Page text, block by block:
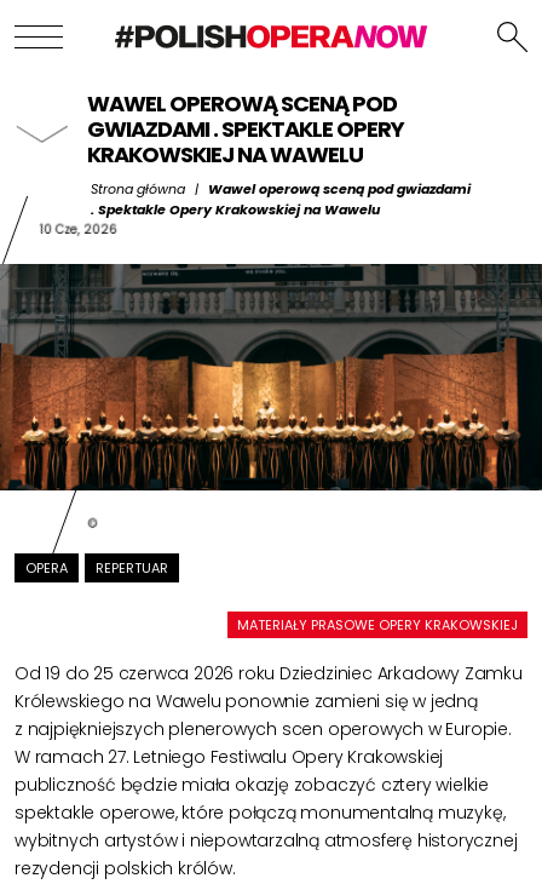
WAWEL OPEROWĄ SCENĄ POD
GWIAZDAMI . SPEKTAKLE OPERY
KRAKOWSKIEJ NA WAWELU
Strona główna | Wawel operową sceną pod gwiazdami
. Spektakle Opery Krakowskiej na Wawelu
10 Cze, 2026
©
OPERA REPERTUAR
MATERIAŁY PRASOWE OPERY KRAKOWSKIEJ
Od 19 do 25 czerwca 2026 roku Dziedziniec Arkadowy Zamku
Królewskiego na Wawelu ponownie zamieni się w jedną
z najpiękniejszych plenerowych scen operowych w Europie.
W ramach 27. Letniego Festiwalu Opery Krakowskiej
publiczność będzie miała okazję zobaczyć cztery wielkie
spektakle operowe, które połączą monumentalną muzykę,
wybitnych artystów i niepowtarzalną atmosferę historycznej
rezydencji polskich królów.